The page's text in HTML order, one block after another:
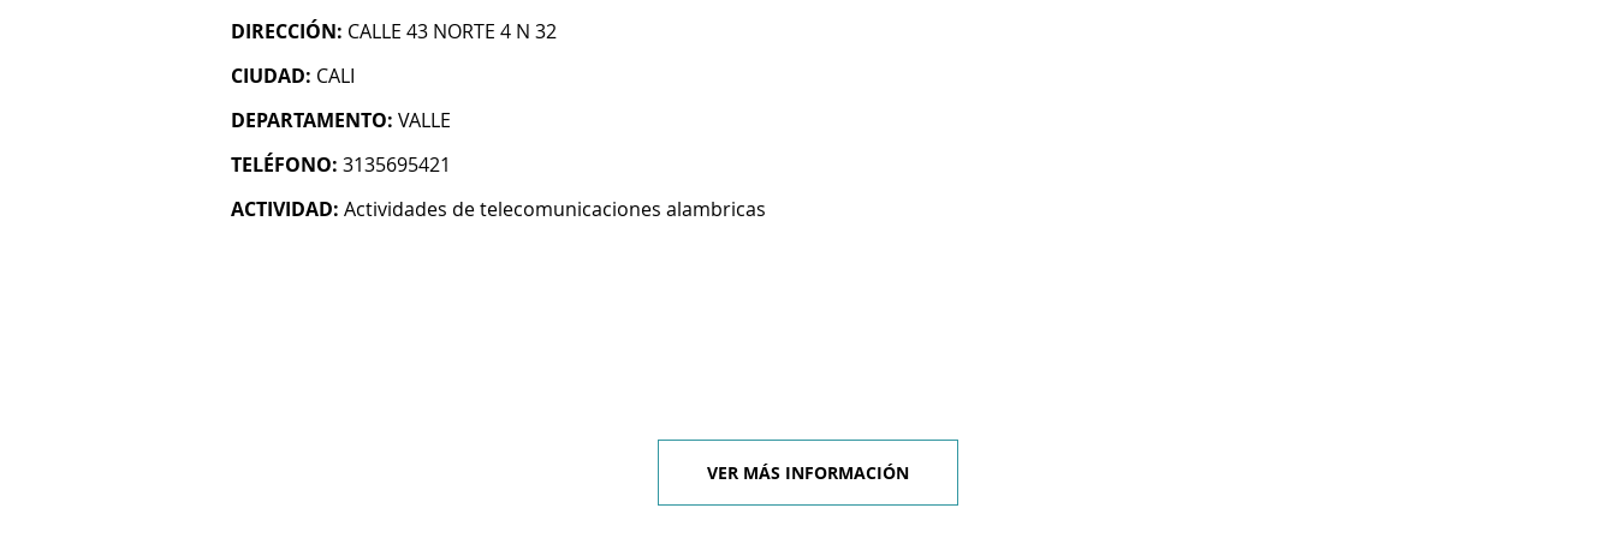
DIRECCIÓN: CALLE 43 NORTE 4 N 32
CIUDAD: CALI
DEPARTAMENTO: VALLE
TELÉFONO: 3135695421
ACTIVIDAD: Actividades de telecomunicaciones alambricas
VER MÁS INFORMACIÓN